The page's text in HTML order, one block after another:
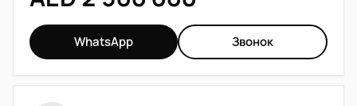
WhatsApp Звонок